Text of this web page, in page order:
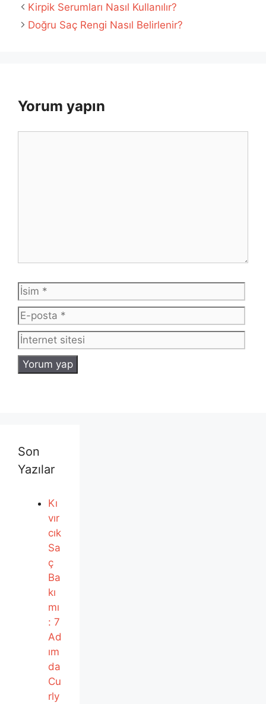
Kirpik Serumları Nasıl Kullanılır?
Doğru Saç Rengi Nasıl Belirlenir?
Yorum yapın
İsim
Son
Yazılar
Kı
vır
cık
Sa
ç
Ba
kı
mı
: 7
Ad
ım
da
Cu
rly